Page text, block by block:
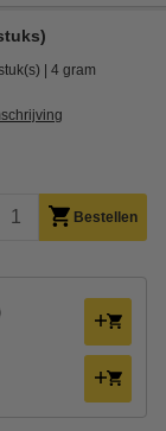
4 gram
Bestellen